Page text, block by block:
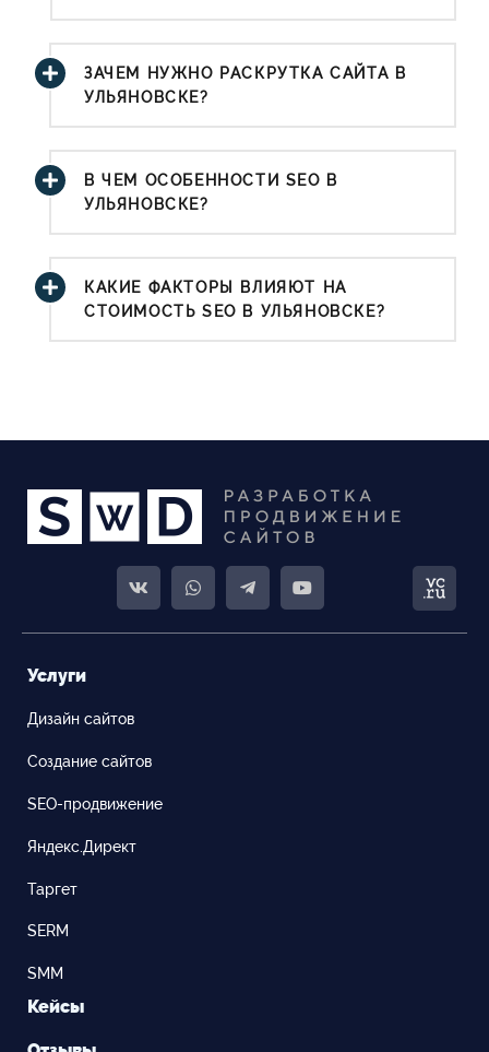
ЗАЧЕМ НУЖНО РАСКРУТКА САЙТА В
УЛЬЯНОВСКЕ?
В ЧЕМ ОСОБЕННОСТИ SEO В
УЛЬЯНОВСКЕ?
КАКИЕ ФАКТОРЫ ВЛИЯЮТ НА
СТОИМОСТЬ SEO В УЛЬЯНОВСКЕ?
Услуги
Дизайн сайтов
Создание сайтов
SEO-продвижение
Яндекс.Директ
Таргет
SERM
SMM
Кейсы